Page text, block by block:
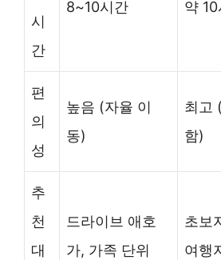
시
간
8~10시간 약
편
의
성
높음 (자율 이
동)
최고
함)
추
천
대
드라이브 애호
가, 가족 단위
초보
여행